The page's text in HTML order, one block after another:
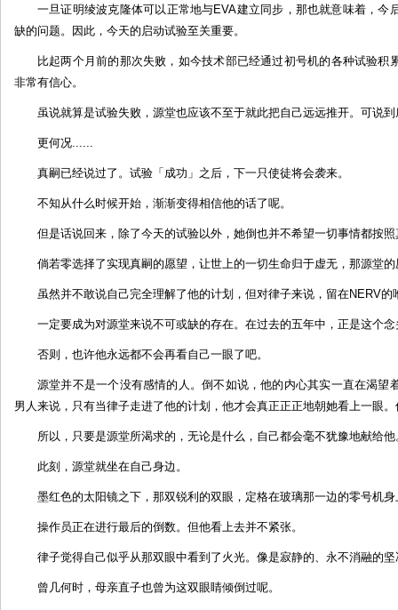
一旦证明绫波克隆体可以正常地与EVA建立同步，那也就意味着，今
缺的问题。因此，今天的启动试验至关重要。
比起两个月前的那次失败，如今技术部已经通过初号机的各种试验
非常有信心。
虽说就算是试验失败，源堂也应该不至于就此把自己远远推开。可说
更何况......
真嗣已经说过了。试验「成功」之后，下一只使徒将会袭来。
不知从什么时候开始，渐渐变得相信他的话了呢。
但是话说回来，除了今天的试验以外，她倒也并不希望一切事情都按
倘若零选择了实现真嗣的愿望，让世上的一切生命归于虚无，那源堂
虽然并不敢说自己完全理解了他的计划，但对律子来说，留在NERV
一定要成为对源堂来说不可或缺的存在。在过去的五年中，正是这个
否则，也许他永远都不会再看自己一眼了吧。
源堂并不是一个没有感情的人。倒不如说，他的内心其实一直在渴望
男人来说，只有当律子走进了他的计划，他才会真正正正地朝她看上一眼
所以，只要是源堂所渴求的，无论是什么，自己都会毫不犹豫地献给他
此刻，源堂就坐在自己身边。
墨红色的太阳镜之下，那双锐利的双眼，定格在玻璃那一边的零号机身
操作员正在进行最后的倒数。但他看上去并不紧张。
律子觉得自己似乎从那双眼中看到了火光。像是寂静的、永不消融的
曾几何时，母亲直子也曾为这双眼睛倾倒过呢。